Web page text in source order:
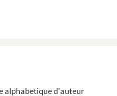
alphabetique d'auteur